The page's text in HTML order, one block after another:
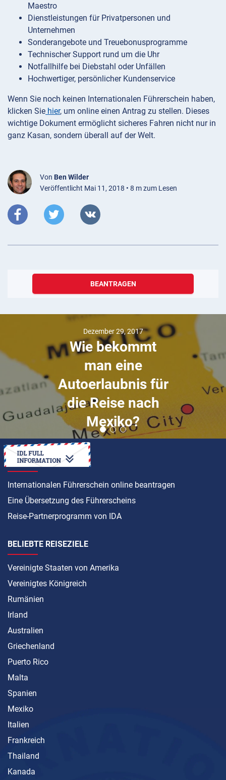
Maestro
Dienstleistungen für Privatpersonen und
Unternehmen
Sonderangebote und Treuebonusprogramme
Technischer Support rund um die Uhr
Notfallhilfe bei Diebstahl oder Unfällen
Hochwertiger, persönlicher Kundenservice
Wenn Sie noch keinen Internationalen Führerschein haben,
klicken Sie hier, um online einen Antrag zu stellen. Dieses
wichtige Dokument ermöglicht sicheres Fahren nicht nur in
ganz Kasan, sondern überall auf der Welt.
Von Ben Wilder
Veröffentlicht Mai 11, 2018 • 8 m zum Lesen
BEANTRAGEN
Dezember 29, 2017
Wie bekommt
man eine
Autoerlaubnis für
die Reise nach
Mexiko?
ANLEITUNG
Internationalen Führerschein online beantragen
Eine Übersetzung des Führerscheins
Reise-Partnerprogramm von IDA
BELIEBTE REISEZIELE
Vereinigte Staaten von Amerika
Vereinigtes Königreich
Rumänien
Irland
Australien
Griechenland
Puerto Rico
Malta
Spanien
Mexiko
Italien
Frankreich
Thailand
Kanada